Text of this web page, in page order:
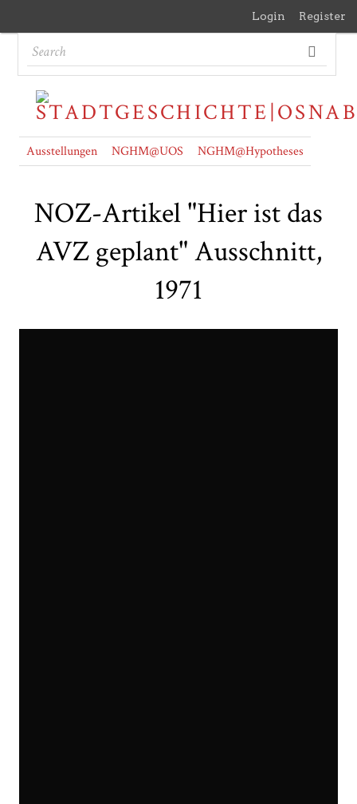
Login Register
Ausstellungen NGHM@UOS NGHM@Hypotheses
NOZ-Artikel "Hier ist das
AVZ geplant" Ausschnitt,
1971